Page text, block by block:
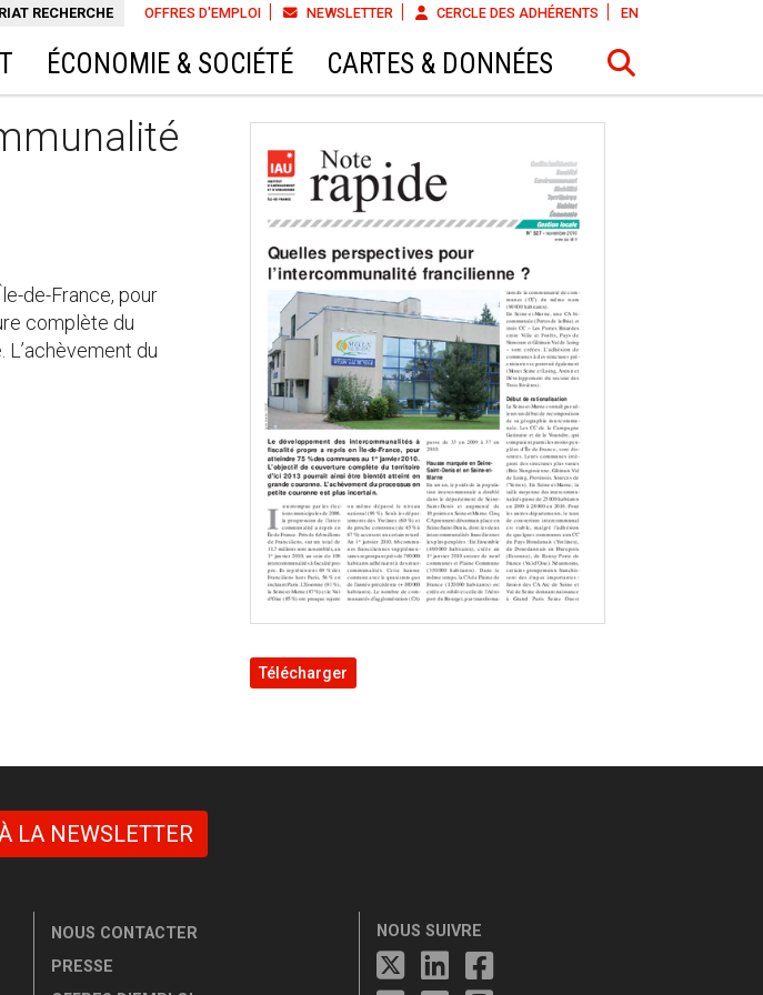
OFFRES D'EMPLOI NEWSLETTER CERCLE DES ADHÉRENTS EN
RECHERCHE
ÉCONOMIE & SOCIÉTÉ CARTES & DONNÉES
de-France, pour
complète du
du
Télécharger
LA NEWSLETTER
NOUS CONTACTER
PRESSE
NOUS SUIVRE